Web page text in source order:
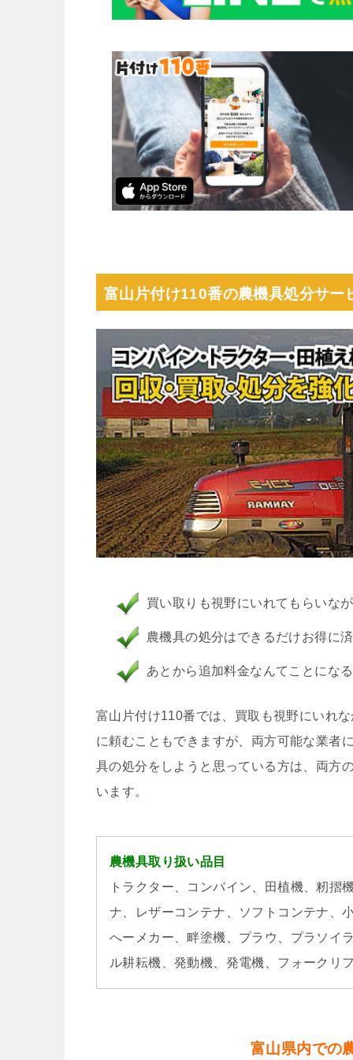
富山片付け110番の農機具処分サー
買い取りも視野にいれてもらいな
農機具の処分はできるだけお得に
あとから追加料金なんてことにな
富山片付け110番では、買取も視野にいれ
に頼むこともできますが、両方可能な業者
具の処分をしようと思っている方は、両方
います。
農機具取り扱い品目
トラクター、コンバイン、田植機、籾摺
ナ、レザーコンテナ、ソフトコンテナ、
へーメカー、畔塗機、プラウ、プラソイ
ル耕耘機、発動機、発電機、フォークリ
富山県内での